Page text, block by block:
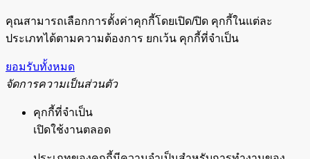
คุณสามารถเลือกการตั้งค่าคุกกี้โดยเปิด/ปิด คุกกี้ในแต่ละ
ประเภทได้ตามความต้องการ ยกเว้น คุกกี้ที่จำเป็น
ยอมรับทั้งหมด
จัดการความเป็นส่วนตัว
คุกกี้ที่จำเป็น
เปิดใช้งานตลอด